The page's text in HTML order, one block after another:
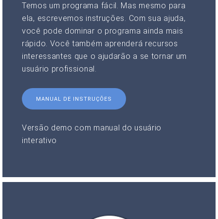
Temos um programa fácil. Mas mesmo para
ela, escrevemos instruções. Com sua ajuda,
você pode dominar o programa ainda mais
rápido. Você também aprenderá recursos
interessantes que o ajudarão a se tornar um
usuário profissional.
MANUAL DE INSTRUÇÕES
Versão demo com manual do usuário
interativo